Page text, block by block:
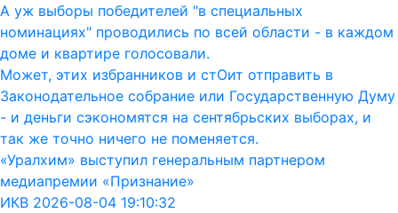
А уж выборы победителей "в специальных
номинациях" проводились по всей области - в каждом
доме и квартире голосовали.
Может, этих избранников и стОит отправить в
Законодательное собрание или Государственную Думу
- и деньги сэкономятся на сентябрьских выборах, и
так же точно ничего не поменяется.
«Уралхим» выступил генеральным партнером
медиапремии «Признание»
ИКВ 2026-08-04 19:10:32